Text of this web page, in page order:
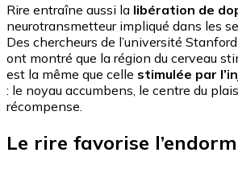
Rire entraîne aussi la libération de
neurotransmetteur impliqué dans les
Des chercheurs de l’université
ont montré que la région du cerveau
est la même que celle stimulée par
: le noyau accumbens, le centre du
récompense.
Le rire favorise